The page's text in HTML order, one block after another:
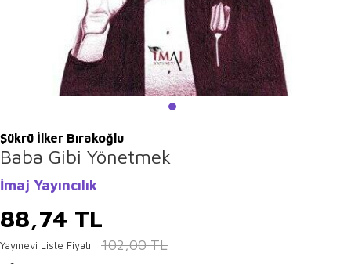
Şükrü İlker Bırakoğlu
Baba Gibi Yönetmek
İmaj Yayıncılık
88,74 TL
Yayınevi Liste Fiyatı: 102,00TL